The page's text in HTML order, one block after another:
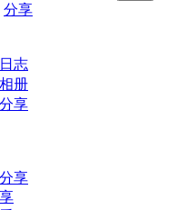
分享
日志
相册
分享
享